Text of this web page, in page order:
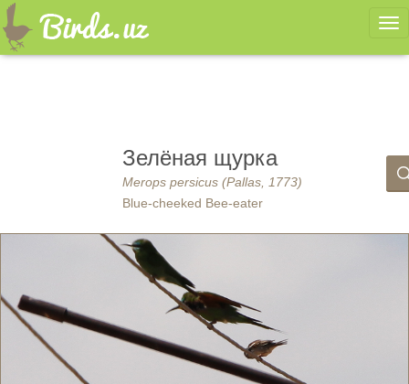
Зелёная щурка
Merops persicus (Pallas, 1773)
Blue-cheeked Bee-eater